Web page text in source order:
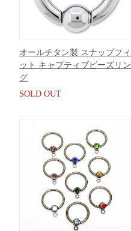
オールチタン製 スナップフィ
ット キャプティブビーズリン
グ
SOLD OUT